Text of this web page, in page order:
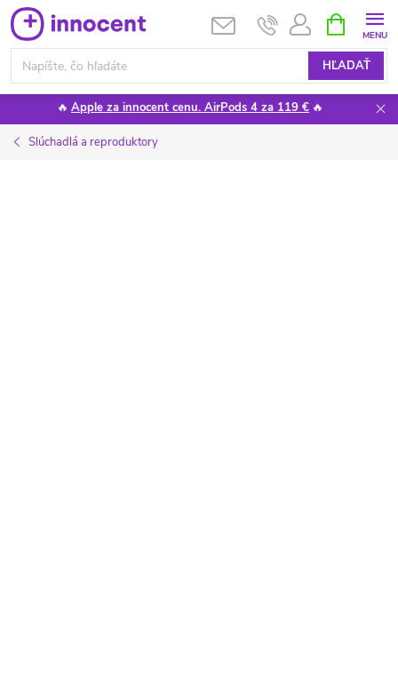
Prejsť
na
obsah
HĽADAŤ
KOŠÍK
🔥 Apple za innocent cenu. AirPods 4 za 119 € 🔥
Slúchadlá a reproduktory